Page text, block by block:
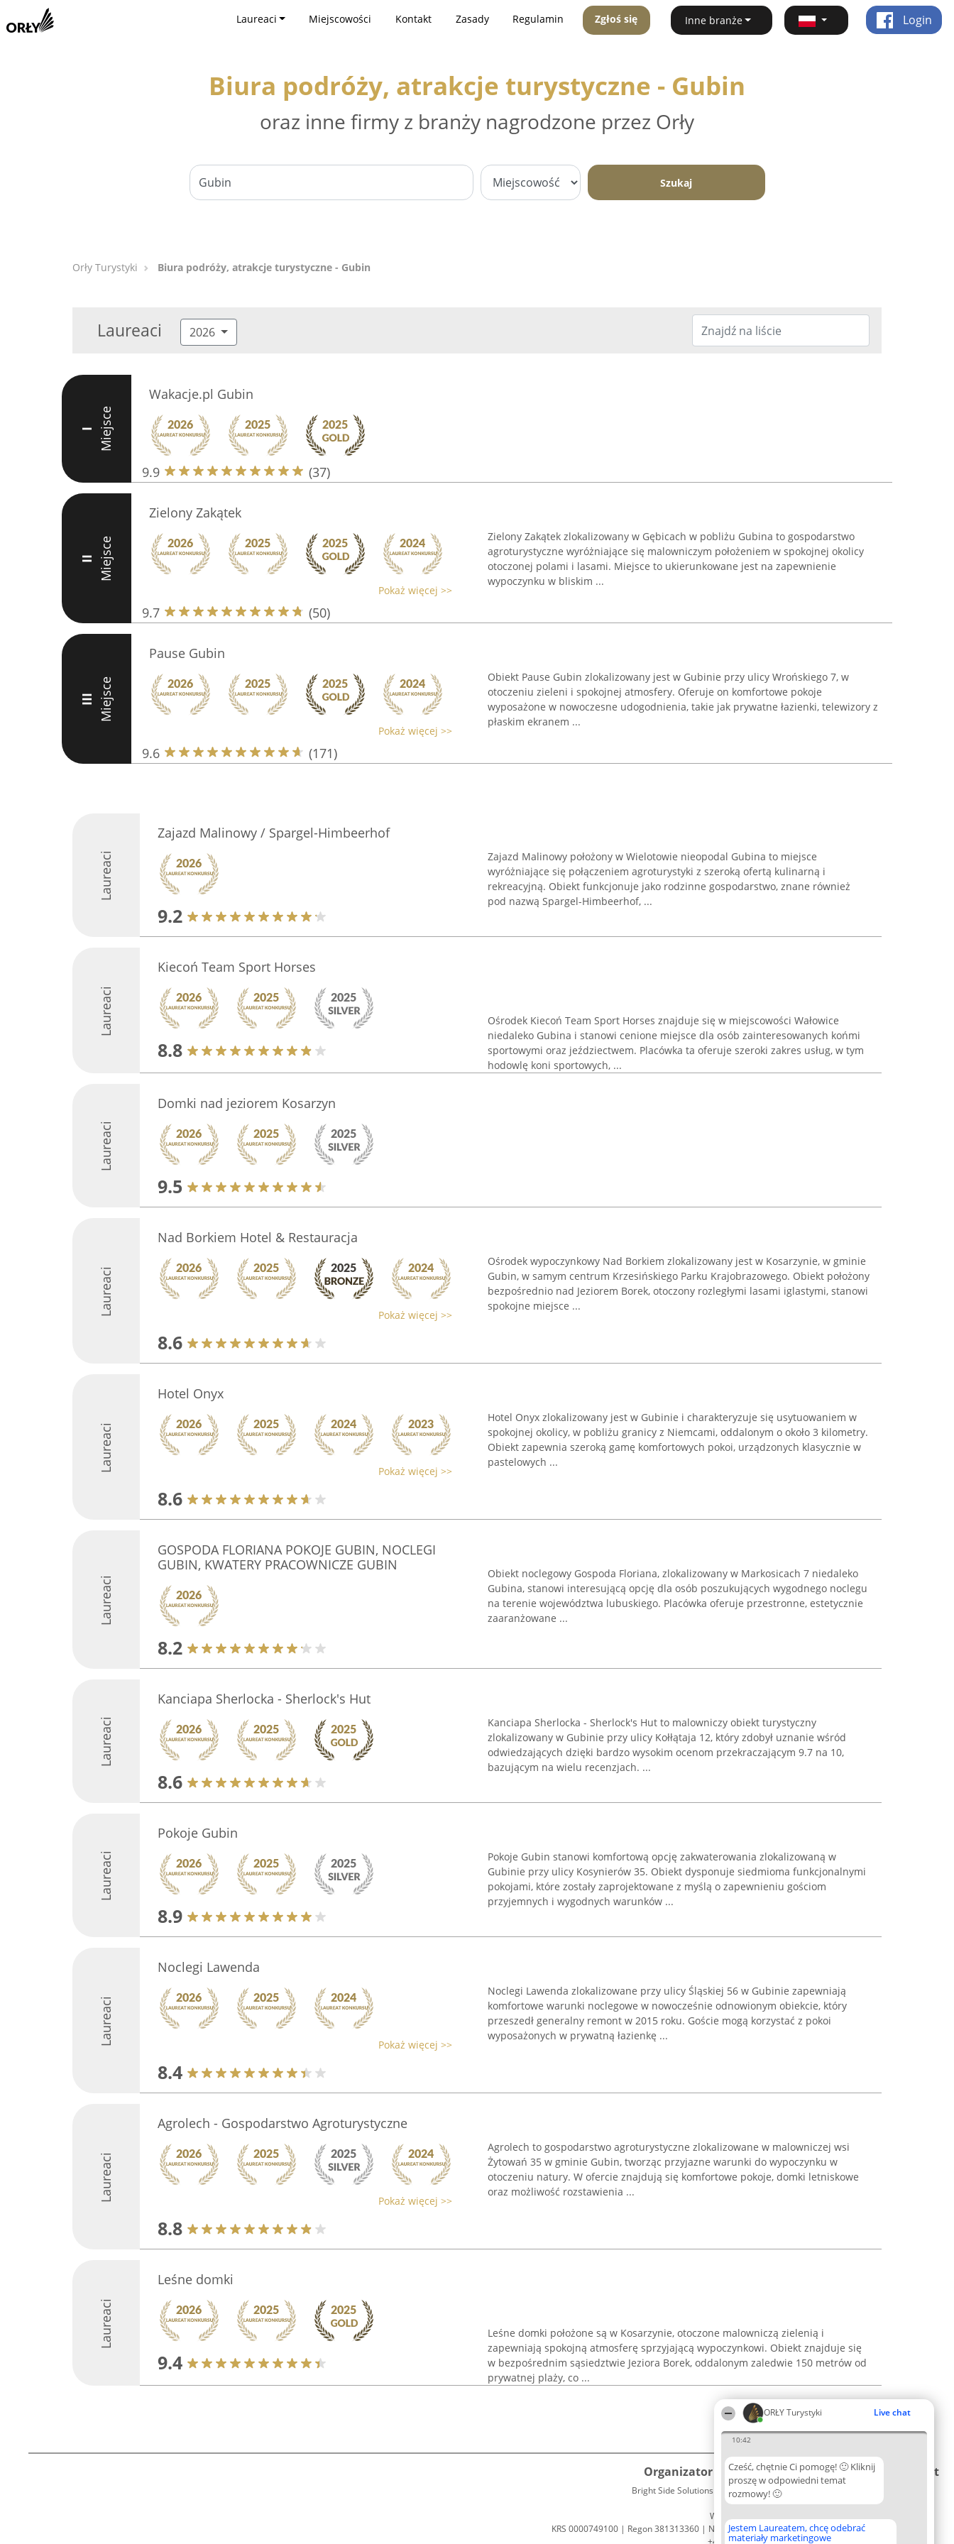
ORŁY Turystyki Live chat
10:42
Cześć, chętnie Ci pomogę! 🙂 Kliknij
proszę w odpowiedni temat
rozmowy! 🙂
Jestem Laureatem, chcę odebrać
materiały marketingowe
Laureaci Miejscowości Kontakt Zasady Regulamin Zgłoś się Inne branże Login
Biura podróży, atrakcje turystyczne - Gubin
oraz inne firmy z branży nagrodzone przez Orły
Szukaj
Orły Turystyki Biura podróży, atrakcje turystyczne - Gubin
Laureaci 2026
I Miejsce
Wakacje.pl Gubin
9.9 (37)
II Miejsce
Zielony Zakątek
Pokaż więcej >>
9.7 (50)
Zielony Zakątek zlokalizowany w Gębicach w pobliżu Gubina to gospodarstwo
agroturystyczne wyróżniające się malowniczym położeniem w spokojnej okolicy
otoczonej polami i lasami. Miejsce to ukierunkowane jest na zapewnienie
wypoczynku w bliskim ...
III Miejsce
Pause Gubin
Pokaż więcej >>
9.6 (171)
Obiekt Pause Gubin zlokalizowany jest w Gubinie przy ulicy Wrońskiego 7, w
otoczeniu zieleni i spokojnej atmosfery. Oferuje on komfortowe pokoje
wyposażone w nowoczesne udogodnienia, takie jak prywatne łazienki, telewizory z
płaskim ekranem ...
Laureaci
Zajazd Malinowy / Spargel-Himbeerhof
9.2
Zajazd Malinowy położony w Wielotowie nieopodal Gubina to miejsce
wyróżniające się połączeniem agroturystyki z szeroką ofertą kulinarną i
rekreacyjną. Obiekt funkcjonuje jako rodzinne gospodarstwo, znane również
pod nazwą Spargel-Himbeerhof, ...
Laureaci
Kiecoń Team Sport Horses
8.8
Ośrodek Kiecoń Team Sport Horses znajduje się w miejscowości Wałowice
niedaleko Gubina i stanowi cenione miejsce dla osób zainteresowanych końmi
sportowymi oraz jeździectwem. Placówka ta oferuje szeroki zakres usług, w tym
hodowlę koni sportowych, ...
Laureaci
Domki nad jeziorem Kosarzyn
9.5
Laureaci
Nad Borkiem Hotel & Restauracja
Pokaż więcej >>
8.6
Ośrodek wypoczynkowy Nad Borkiem zlokalizowany jest w Kosarzynie, w gminie
Gubin, w samym centrum Krzesińskiego Parku Krajobrazowego. Obiekt położony
bezpośrednio nad Jeziorem Borek, otoczony rozległymi lasami iglastymi, stanowi
spokojne miejsce ...
Laureaci
Hotel Onyx
Pokaż więcej >>
8.6
Hotel Onyx zlokalizowany jest w Gubinie i charakteryzuje się usytuowaniem w
spokojnej okolicy, w pobliżu granicy z Niemcami, oddalonym o około 3 kilometry.
Obiekt zapewnia szeroką gamę komfortowych pokoi, urządzonych klasycznie w
pastelowych ...
Laureaci
GOSPODA FLORIANA POKOJE GUBIN, NOCLEGI
GUBIN, KWATERY PRACOWNICZE GUBIN
8.2
Obiekt noclegowy Gospoda Floriana, zlokalizowany w Markosicach 7 niedaleko
Gubina, stanowi interesującą opcję dla osób poszukujących wygodnego noclegu
na terenie województwa lubuskiego. Placówka oferuje przestronne, estetycznie
zaaranżowane ...
Laureaci
Kanciapa Sherlocka - Sherlock's Hut
8.6
Kanciapa Sherlocka - Sherlock's Hut to malowniczy obiekt turystyczny
zlokalizowany w Gubinie przy ulicy Kołłątaja 12, który zdobył uznanie wśród
odwiedzających dzięki bardzo wysokim ocenom przekraczającym 9.7 na 10,
bazującym na wielu recenzjach. ...
Laureaci
Pokoje Gubin
8.9
Pokoje Gubin stanowi komfortową opcję zakwaterowania zlokalizowaną w
Gubinie przy ulicy Kosynierów 35. Obiekt dysponuje siedmioma funkcjonalnymi
pokojami, które zostały zaprojektowane z myślą o zapewnieniu gościom
przyjemnych i wygodnych warunków ...
Laureaci
Noclegi Lawenda
Pokaż więcej >>
8.4
Noclegi Lawenda zlokalizowane przy ulicy Śląskiej 56 w Gubinie zapewniają
komfortowe warunki noclegowe w nowocześnie odnowionym obiekcie, który
przeszedł generalny remont w 2015 roku. Goście mogą korzystać z pokoi
wyposażonych w prywatną łazienkę ...
Laureaci
Agrolech - Gospodarstwo Agroturystyczne
Pokaż więcej >>
8.8
Agrolech to gospodarstwo agroturystyczne zlokalizowane w malowniczej wsi
Żytowań 35 w gminie Gubin, tworząc przyjazne warunki do wypoczynku w
otoczeniu natury. W ofercie znajdują się komfortowe pokoje, domki letniskowe
oraz możliwość rozstawienia ...
Laureaci
Leśne domki
9.4
Leśne domki położone są w Kosarzynie, otoczone malowniczą zielenią i
zapewniają spokojną atmosferę sprzyjającą wypoczynkowi. Obiekt znajduje się
w bezpośrednim sąsiedztwie Jeziora Borek, oddalonym zaledwie 150 metrów od
prywatnej plaży, co ...
Organizator plebiscytu
Bright Side Solutions sp. z o. o. sp. k.
ul. Ruska 22
Wrocław 50-079
KRS 0000749100 | Regon 381313360 | NIP 8943132676
+48 508 492 400
Plebiscyt
Lista
Laureatów
Zasady
Kontakt